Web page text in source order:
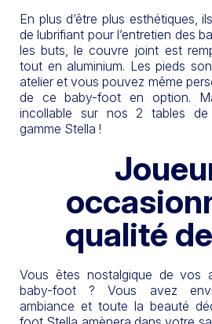
En plus d’être plus esthétiques,
de lubrifiant pour l’entretien des
les buts, le couvre joint est
tout en aluminium. Les pieds
atelier et vous pouvez même
de ce baby-foot en option.
incollable sur nos 2 tables
gamme Stella !
qualité
Vous êtes nostalgique de vos
baby-foot ? Vous avez
ambiance et toute la beauté